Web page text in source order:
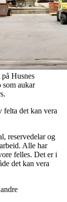
Husnes
som aukar
felta det kan vera
reservedelar og
Alle har
felles. Det er i
det kan vera